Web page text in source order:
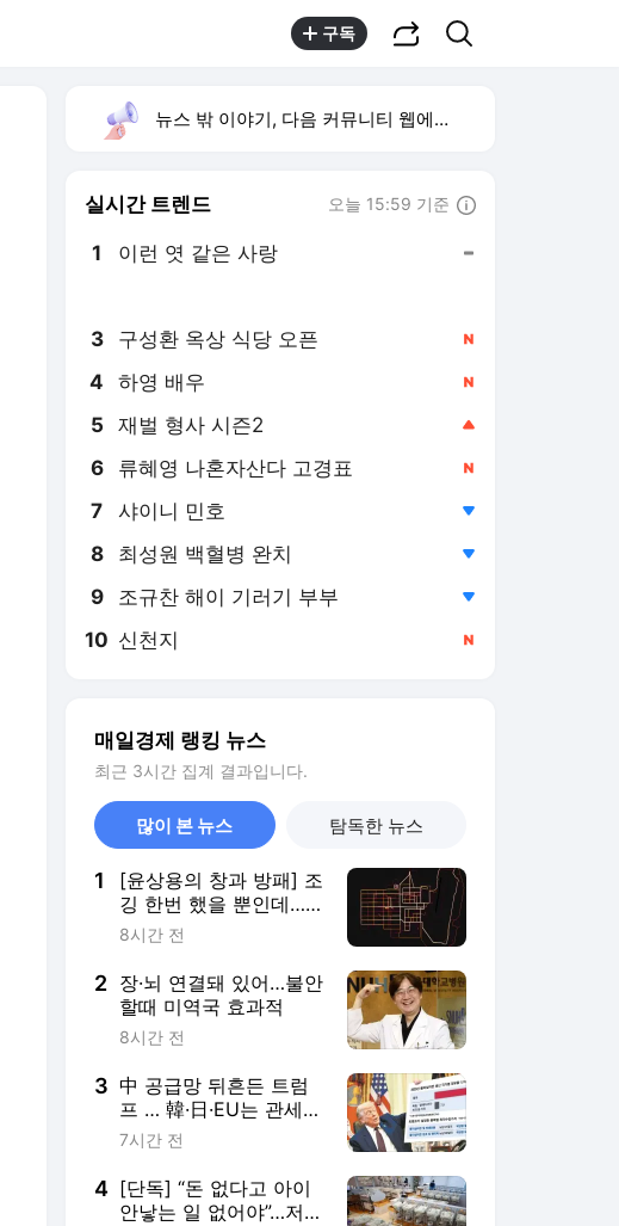
구독
뉴스 밖 이야기, 다음 커뮤니티 웹에서 보기
실시간 트렌드 오늘 15:59 기준
1 이런 엿 같은 사랑
3 구성환 옥상 식당 오픈
4 하영 배우
5 재벌 형사 시즌2
6 류혜영 나혼자산다 고경표
7 샤이니 민호
8 최성원 백혈병 완치
9 조규찬 해이 기러기 부부
10 신천지
매일경제 랭킹 뉴스
최근 3시간 집계 결과입니다.
많이 본 뉴스 탐독한 뉴스
1
[윤상용의 창과 방패] 조
깅 한번 했을 뿐인데…
핵항모 위치가 들통났다
8시간 전
2 장·뇌 연결돼 있어…불안
할때 미역국 효과적
8시간 전
3 中 공급망 뒤흔든 트럼
프 … 韓·日·EU는 관세
15% 안넘게 배려
7시간 전
4 [단독] “돈 없다고 아이
안낳는 일 없어야”…저소